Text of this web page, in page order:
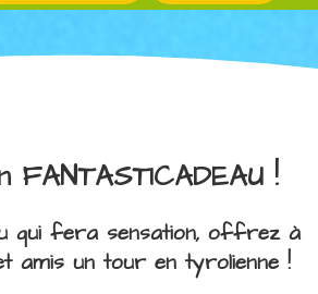
!
qui fera sensation, offrez à
amis un tour en tyrolienne !